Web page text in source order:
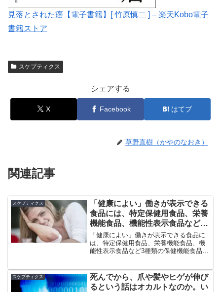
見落とされた癌【電子書籍】[ 竹原慎二 ] – 楽天Kobo電子
書籍ストア
スケプティクス
シェアする
X Facebook はてブ
草野直樹（かやのなおき）
関連記事
スケプティクス
「健康によい」働きが表示できる
食品には、特定保健用食品、栄養
機能食品、機能性表示食品など3
種類の保健機能食品がある
「健康によい」働きが表示できる食品に
は、特定保健用食品、栄養機能食品、機
能性表示食品など3種類の保健機能食品が
のである。では、薬品と保健機能食品は
何が違うのか。
スケプティクス
死んでから、爪や髪やヒゲが伸び
るという話はオカルトなのか。い